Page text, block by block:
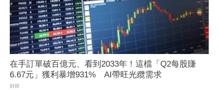
在手訂單破百億元、看到2033年！這檔「Q2每股賺
6.67元」獲利暴增931% AI帶旺光纜需求
財經